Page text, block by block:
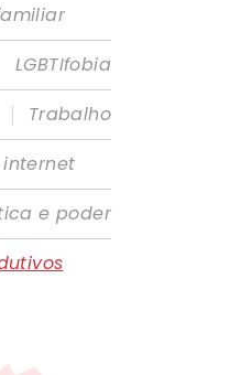
LGBTIfobia
|
Trabalho
e poder